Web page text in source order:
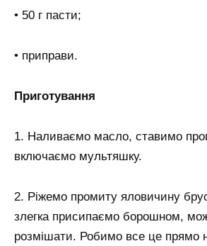
• 50 г пасти;
• приправи.
Приготування
1. Наливаємо масло, ставимо
включаємо мультяшку.
2. Ріжемо промиту яловичину
злегка присипаємо борошном,
розмішати. Робимо все це прямо